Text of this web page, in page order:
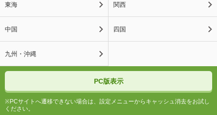
東海 関西
中国 四国
九州・沖縄
PC版表示
※PCサイトへ遷移できない場合は、設定メニューからキャッシュ消去をお試し
ください。